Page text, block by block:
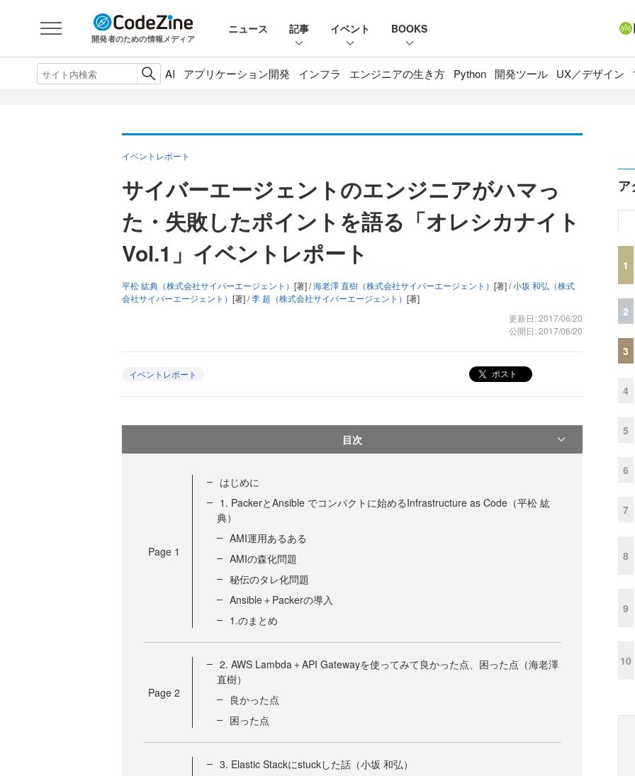
開発者のための情報メディア
ニュース 記事 イベント BOOKS
AI アプリケーション開発 インフラ エンジニアの生き方 Python 開発ツール UX／デザイン
イベントレポート
サイバーエージェントのエンジニアがハマっ
た・失敗したポイントを語る「オレシカナイト
Vol.1」イベントレポート
平松 紘典（株式会社サイバーエージェント） [著] /海老澤 直樹（株式会社サイバーエージェント） [著] /小坂 和弘（株式
会社サイバーエージェント） [著] /李 超（株式会社サイバーエージェント） [著]
更新日: 2017/06/20
公開日: 2017/06/20
イベントレポート ポスト
目次
Page 1
はじめに
1. PackerとAnsible でコンパクトに始めるInfrastructure as Code（平松 紘
典）
AMI運用あるある
AMIの森化問題
秘伝のタレ化問題
Ansible＋Packerの導入
1.のまとめ
Page 2
2. AWS Lambda＋API Gatewayを使ってみて良かった点、困った点（海老澤
直樹）
良かった点
困った点
3. Elastic Stackにstuckした話（小坂 和弘）
ア
1
2
3
4
5
6
7
8
9
10